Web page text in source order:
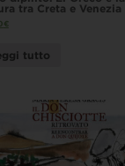
tra Creta e Venezia
€
tutto